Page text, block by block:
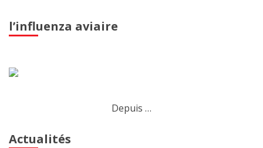
l’influenza aviaire
Depuis …
Actualités